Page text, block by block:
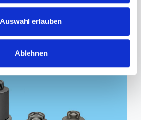
Auswahl erlauben
Ablehnen